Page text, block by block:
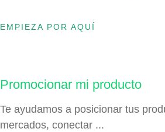
EMPIEZA POR AQUÍ
Promocionar mi producto
Te ayudamos a posicionar tus
mercados, conectar ...